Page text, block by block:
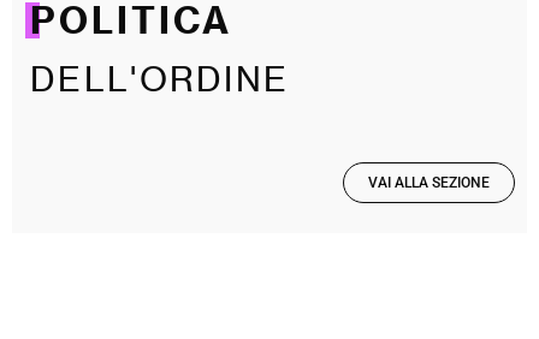
POLITICA
DELL'ORDINE
VAI ALLA SEZIONE